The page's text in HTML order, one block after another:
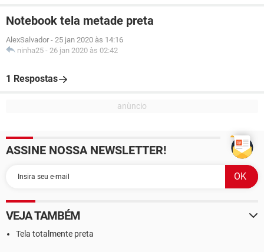
Notebook tela metade preta
AlexSalvador - 25 jan 2020 às 14:16
ninha25 - 26 jan 2020 às 02:42
1 Respostas
ASSINE NOSSA NEWSLETTER!
VEJA TAMBÉM
Tela totalmente preta